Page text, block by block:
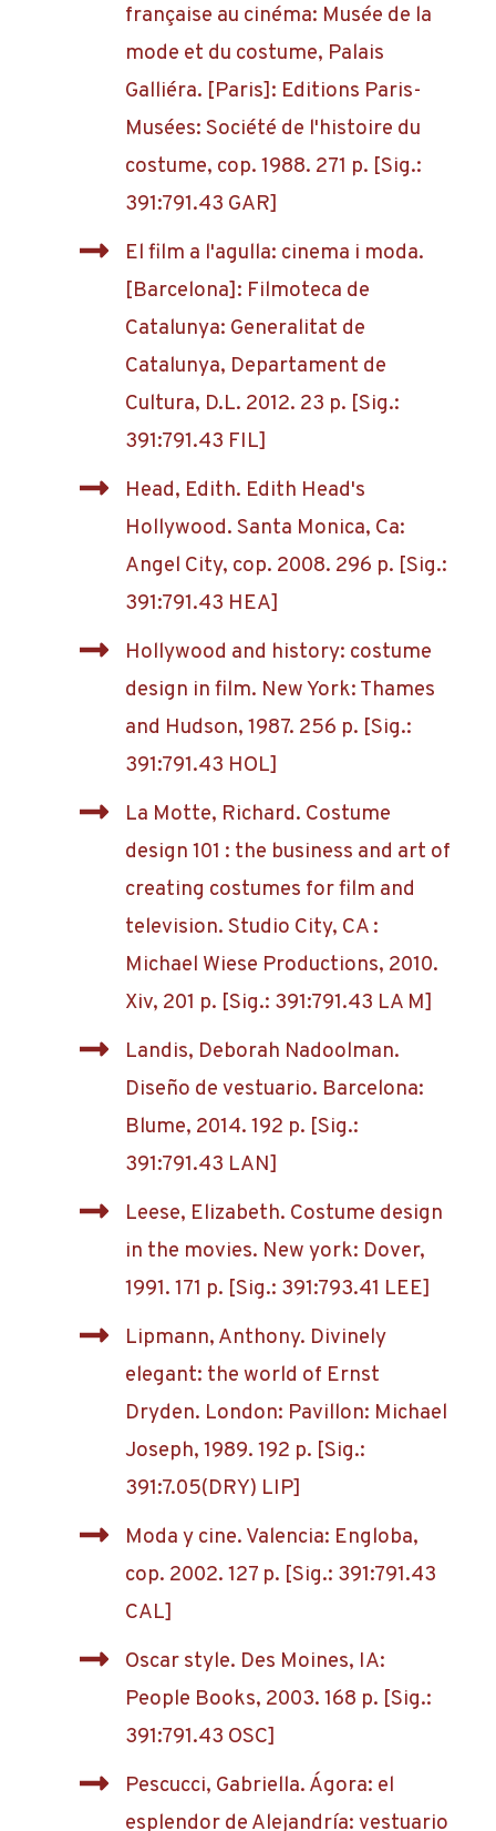
française au cinéma: Musée de la
mode et du costume, Palais
Galliéra. [Paris]: Editions Paris-
Musées: Société de l'histoire du
costume, cop. 1988. 271 p. [Sig.:
391:791.43 GAR]
El film a l'agulla: cinema i moda.
[Barcelona]: Filmoteca de
Catalunya: Generalitat de
Catalunya, Departament de
Cultura, D.L. 2012. 23 p. [Sig.:
391:791.43 FIL]
Head, Edith. Edith Head's
Hollywood. Santa Monica, Ca:
Angel City, cop. 2008. 296 p. [Sig.:
391:791.43 HEA]
Hollywood and history: costume
design in film. New York: Thames
and Hudson, 1987. 256 p. [Sig.:
391:791.43 HOL]
La Motte, Richard. Costume
design 101 : the business and art of
creating costumes for film and
television. Studio City, CA :
Michael Wiese Productions, 2010.
Xiv, 201 p. [Sig.: 391:791.43 LA M]
Landis, Deborah Nadoolman.
Diseño de vestuario. Barcelona:
Blume, 2014. 192 p. [Sig.:
391:791.43 LAN]
Leese, Elizabeth. Costume design
in the movies. New york: Dover,
1991. 171 p. [Sig.: 391:793.41 LEE]
Lipmann, Anthony. Divinely
elegant: the world of Ernst
Dryden. London: Pavillon: Michael
Joseph, 1989. 192 p. [Sig.:
391:7.05(DRY) LIP]
Moda y cine. Valencia: Engloba,
cop. 2002. 127 p. [Sig.: 391:791.43
CAL]
Oscar style. Des Moines, IA:
People Books, 2003. 168 p. [Sig.:
391:791.43 OSC]
Pescucci, Gabriella. Ágora: el
esplendor de Alejandría: vestuario